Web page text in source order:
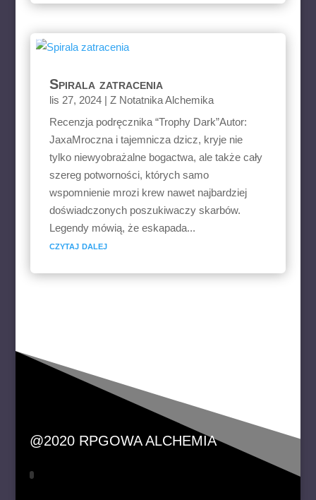
Spirala zatracenia
lis 27, 2024| Z Notatnika Alchemika
Recenzja podręcznika “Trophy Dark”Autor:
JaxaMroczna i tajemnicza dzicz, kryje nie
tylko niewyobrażalne bogactwa, ale także cały
szereg potworności, których samo
wspomnienie mrozi krew nawet najbardziej
doświadczonych poszukiwaczy skarbów.
Legendy mówią, że eskapada...
czytaj dalej
@2020 RPGOWA ALCHEMIA